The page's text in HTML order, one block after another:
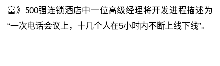
富》500强连锁酒店中一位高级经理将开发进程描述为
“一次电话会议上，十几个人在5小时内不断上线下线”。